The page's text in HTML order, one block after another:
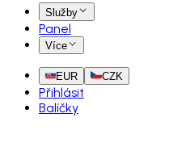
Služby
Panel
Více
EUR CZK
Přihlásit
Balíčky